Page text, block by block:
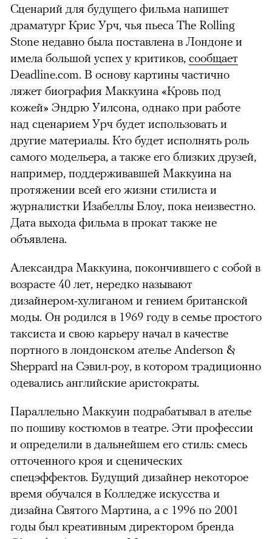
Сценарий для будущего фильма напишет
драматург Крис Урч, чья пьеса The Rolling
Stone недавно была поставлена в Лондоне и
имела большой успех у критиков, сообщает
Deadline.com. В основу картины частично
ляжет биография Маккуина «Кровь под
кожей» Эндрю Уилсона, однако при работе
над сценарием Урч будет использовать и
другие материалы. Кто будет исполнять роль
самого модельера, а также его близких друзей,
например, поддерживавшей Маккуина на
протяжении всей его жизни стилиста и
журналистки Изабеллы Блоу, пока неизвестно.
Дата выхода фильма в прокат также не
объявлена.
Александра Маккуина, покончившего с собой в
возрасте 40 лет, нередко называют
дизайнером-хулиганом и гением британской
моды. Он родился в 1969 году в семье простого
таксиста и свою карьеру начал в качестве
портного в лондонском ателье Anderson &
Sheppard на Сэвил-роу, в котором традиционно
одевались английские аристократы.
Параллельно Маккуин подрабатывал в ателье
по пошиву костюмов в театре. Эти профессии
и определили в дальнейшем его стиль: смесь
отточенного кроя и сценических
спецэффектов. Будущий дизайнер некоторое
время обучался в Колледже искусства и
дизайна Святого Мартина, а с 1996 по 2001
годы был креативным директором бренда